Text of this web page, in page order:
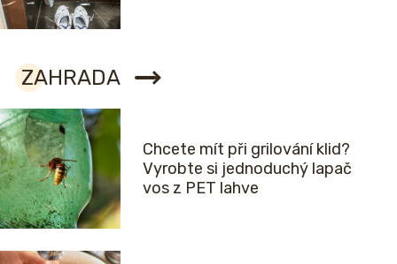
ZAHRADA
Chcete mít při grilování klid?
Vyrobte si jednoduchý lapač
vos z PET lahve